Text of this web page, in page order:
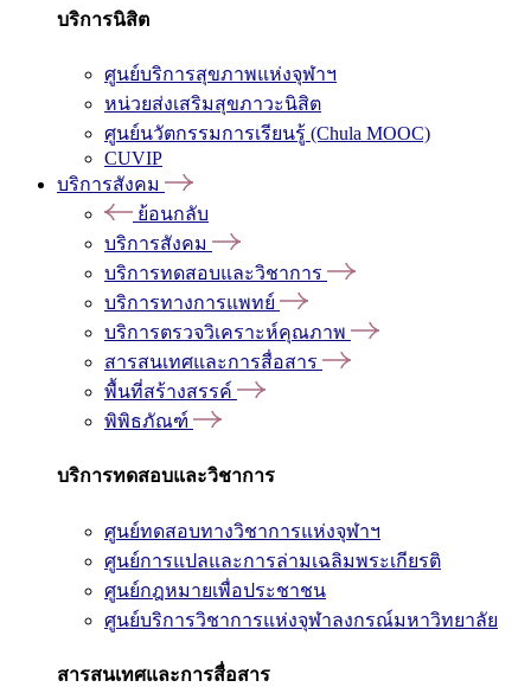
บริการนิสิต
ศูนย์บริการสุขภาพแห่งจุฬาฯ
หน่วยส่งเสริมสุขภาวะนิสิต
ศูนย์นวัตกรรมการเรียนรู้ (Chula MOOC)
CUVIP
บริการสังคม
ย้อนกลับ
บริการสังคม
บริการทดสอบและวิชาการ
บริการทางการแพทย์
บริการตรวจวิเคราะห์คุณภาพ
สารสนเทศและการสื่อสาร
พื้นที่สร้างสรรค์
พิพิธภัณฑ์
บริการทดสอบและวิชาการ
ศูนย์ทดสอบทางวิชาการแห่งจุฬาฯ
ศูนย์การแปลและการล่ามเฉลิมพระเกียรติ
ศูนย์กฎหมายเพื่อประชาชน
ศูนย์บริการวิชาการแห่งจุฬาลงกรณ์มหาวิทยาลัย
สารสนเทศและการสื่อสาร